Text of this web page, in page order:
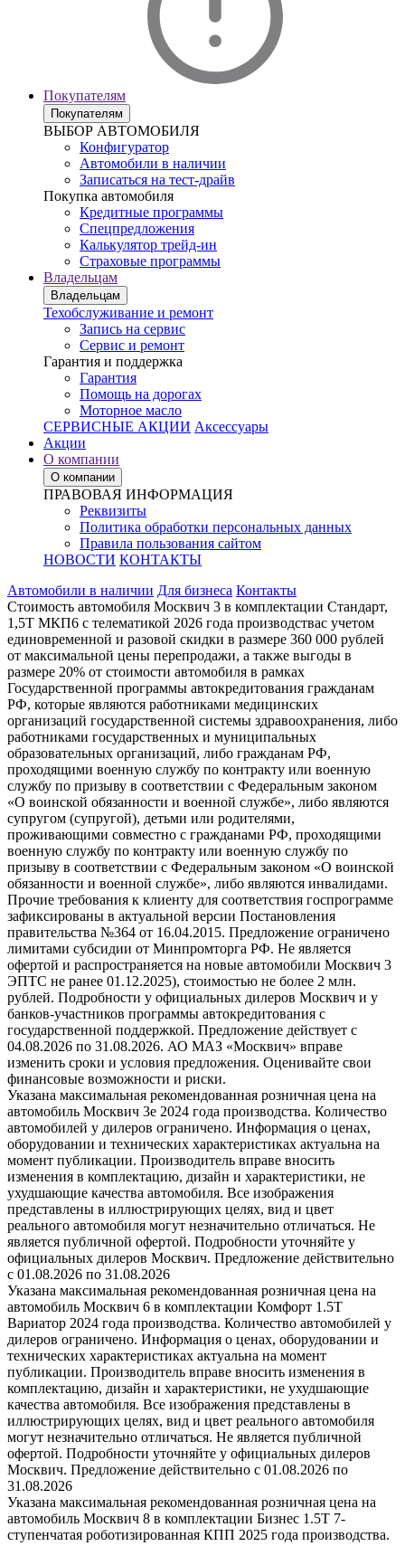
Покупателям
Покупателям
ВЫБОР АВТОМОБИЛЯ
Конфигуратор
Автомобили в наличии
Записаться на тест-драйв
Покупка автомобиля
Кредитные программы
Спецпредложения
Калькулятор трейд-ин
Страховые программы
Владельцам
Владельцам
Техобслуживание и ремонт
Запись на сервис
Сервис и ремонт
Гарантия и поддержка
Гарантия
Помощь на дорогах
Моторное масло
СЕРВИСНЫЕ АКЦИИ Аксессуары
Акции
О компании
О компании
ПРАВОВАЯ ИНФОРМАЦИЯ
Реквизиты
Политика обработки персональных данных
Правила пользования сайтом
НОВОСТИ КОНТАКТЫ
Автомобили в наличии Для бизнеса Контакты
Стоимость автомобиля Москвич 3 в комплектации Стандарт,
1,5Т МКП6 с телематикой 2026 года производствас учетом
единовременной и разовой скидки в размере 360 000 рублей
от максимальной цены перепродажи, а также выгоды в
размере 20% от стоимости автомобиля в рамках
Государственной программы автокредитования гражданам
РФ, которые являются работниками медицинских
организаций государственной системы здравоохранения, либо
работниками государственных и муниципальных
образовательных организаций, либо гражданам РФ,
проходящими военную службу по контракту или военную
службу по призыву в соответствии с Федеральным законом
«О воинской обязанности и военной службе», либо являются
супругом (супругой), детьми или родителями,
проживающими совместно с гражданами РФ, проходящими
военную службу по контракту или военную службу по
призыву в соответствии с Федеральным законом «О воинской
обязанности и военной службе», либо являются инвалидами.
Прочие требования к клиенту для соответствия госпрограмме
зафиксированы в актуальной версии Постановления
правительства №364 от 16.04.2015. Предложение ограничено
лимитами субсидии от Минпромторга РФ. Не является
офертой и распространяется на новые автомобили Москвич 3
ЭПТС не ранее 01.12.2025), стоимостью не более 2 млн.
рублей. Подробности у официальных дилеров Москвич и у
банков-участников программы автокредитования с
государственной поддержкой. Предложение действует с
04.08.2026 по 31.08.2026. АО МАЗ «Москвич» вправе
изменить сроки и условия предложения. Оценивайте свои
финансовые возможности и риски.
Указана максимальная рекомендованная розничная цена на
автомобиль Москвич 3e 2024 года производства. Количество
автомобилей у дилеров ограничено. Информация о ценах,
оборудовании и технических характеристиках актуальна на
момент публикации. Производитель вправе вносить
изменения в комплектацию, дизайн и характеристики, не
ухудшающие качества автомобиля. Все изображения
представлены в иллюстрирующих целях, вид и цвет
реального автомобиля могут незначительно отличаться. Не
является публичной офертой. Подробности уточняйте у
официальных дилеров Москвич. Предложение действительно
с 01.08.2026 по 31.08.2026
Указана максимальная рекомендованная розничная цена на
автомобиль Москвич 6 в комплектации Комфорт 1.5T
Вариатор 2024 года производства. Количество автомобилей у
дилеров ограничено. Информация о ценах, оборудовании и
технических характеристиках актуальна на момент
публикации. Производитель вправе вносить изменения в
комплектацию, дизайн и характеристики, не ухудшающие
качества автомобиля. Все изображения представлены в
иллюстрирующих целях, вид и цвет реального автомобиля
могут незначительно отличаться. Не является публичной
офертой. Подробности уточняйте у официальных дилеров
Москвич. Предложение действительно с 01.08.2026 по
31.08.2026
Указана максимальная рекомендованная розничная цена на
автомобиль Москвич 8 в комплектации Бизнес 1.5T 7-
ступенчатая роботизированная КПП 2025 года производства.